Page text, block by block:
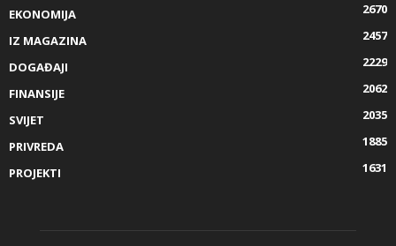
EKONOMIJA
2670
IZ MAGAZINA
2457
DOGAĐAJI
2229
FINANSIJE
2062
SVIJET
2035
PRIVREDA
1885
PROJEKTI
1631